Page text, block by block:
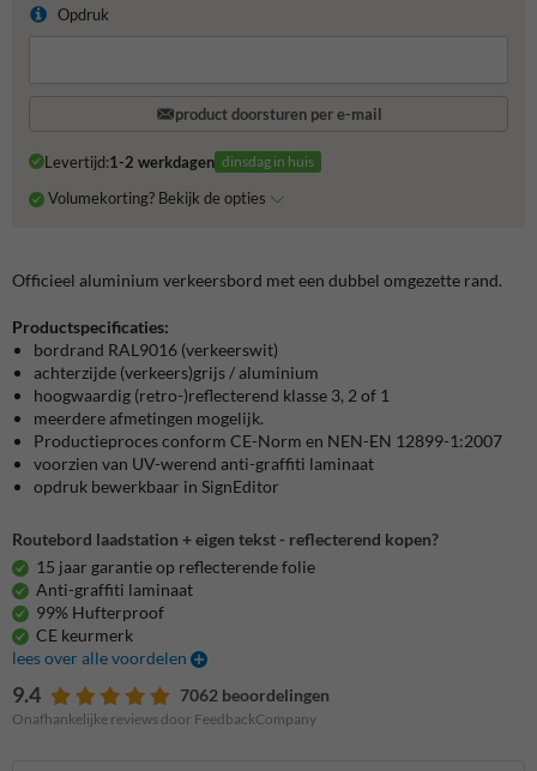
Opdruk
product doorsturen per e-mail
Levertijd:1-2 werkdagen dinsdag in huis
Volumekorting? Bekijk de opties
Officieel aluminium verkeersbord met een dubbel omgezette rand.
Productspecificaties:
bordrand RAL9016 (verkeerswit)
achterzijde (verkeers)grijs / aluminium
hoogwaardig (retro-)reflecterend klasse 3, 2 of 1
meerdere afmetingen mogelijk.
Productieproces conform CE-Norm en NEN-EN 12899-1:2007
voorzien van UV-werend anti-graffiti laminaat
opdruk bewerkbaar in SignEditor
Routebord laadstation + eigen tekst - reflecterend kopen?
15 jaar garantie op reflecterende folie
Anti-graffiti laminaat
99% Hufterproof
CE keurmerk
lees over alle voordelen
9.4 7062 beoordelingen
Onafhankelijke reviews door FeedbackCompany